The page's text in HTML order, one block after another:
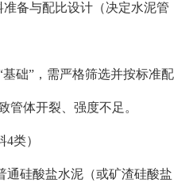
备与配比设计（决定水泥管
础”，需严格筛选并按标准配
管体开裂、强度不足。
类）
硅酸盐水泥（或矿渣硅酸盐